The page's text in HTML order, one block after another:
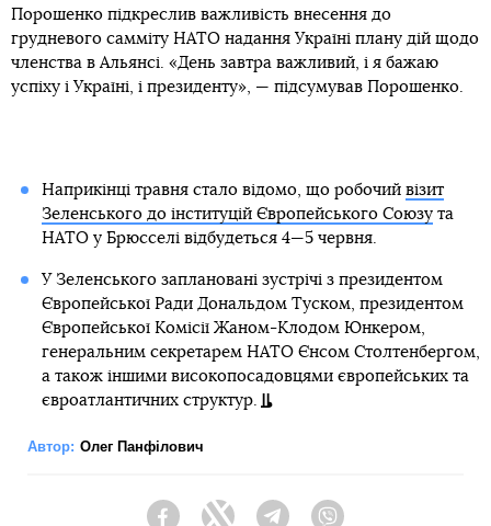
Порошенко підкреслив важливість внесення до
грудневого самміту НАТО надання Україні плану дій щодо
членства в Альянсі. «День завтра важливий, і я бажаю
успіху і Україні, і президенту», — підсумував Порошенко.
Наприкінці травня стало відомо, що робочий візит
Зеленського до інституцій Європейського Союзута
НАТО у Брюсселі відбудеться 4—5 червня.
У Зеленського заплановані зустрічі з президентом
Європейської Ради Дональдом Туском, президентом
Європейської Комісії Жаном-Клодом Юнкером,
генеральним секретарем НАТО Єнсом Столтенбергом,
а також іншими високопосадовцями європейських та
євроатлантичних структур.
Автор: Олег Панфілович